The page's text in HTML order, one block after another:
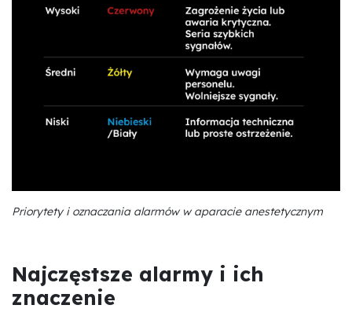
Priorytety i oznaczania alarmów w aparacie anestetycznym
Najczęstsze alarmy i ich
znaczenie